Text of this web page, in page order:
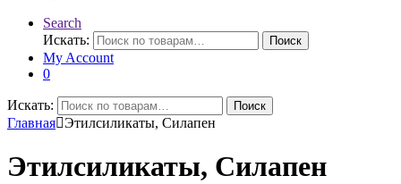
Search
Искать:
Поиск
My Account
0
Искать: Поиск
Главная Этилсиликаты, Силапен
Этилсиликаты, Силапен